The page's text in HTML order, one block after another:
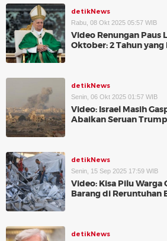
detikNews
Rabu, 08 Okt 2025 05:57 WIB
Video Renungan Paus
Oktober: 2 Tahun
detikNews
Senin, 06 Okt 2025 01:57 WIB
Video: Israel Masih
Abaikan Seruan Trump
detikNews
Senin, 15 Sep 2025 17:59 WIB
Video: Kisa Pilu Warga
Barang di Reruntuhan
detikNews